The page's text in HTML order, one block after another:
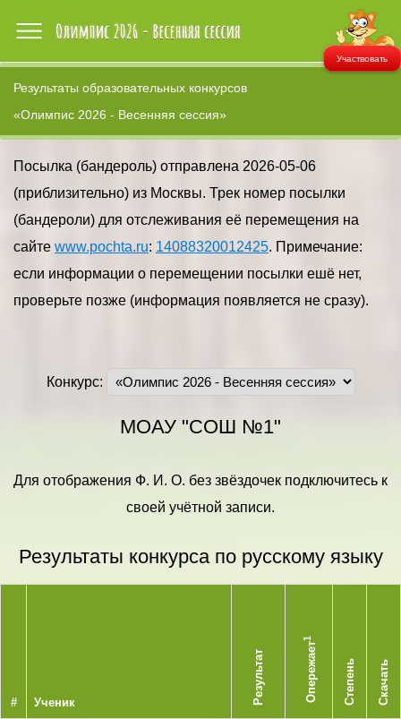
Участвовать
Результаты образовательных конкурсов
«Олимпис 2026 - Весенняя сессия»
Посылка (бандероль) отправлена 2026-05-06
(приблизительно) из Москвы. Трек номер посылки
(бандероли) для отслеживания её перемещения на
сайте www.pochta.ru: 14088320012425. Примечание:
если информации о перемещении посылки ешё нет,
проверьте позже (информация появляется не сразу).
Конкурс:
МОАУ "СОШ №1"
Для отображения Ф. И. О. без звёздочек подключитесь к
своей учётной записи.
Результаты конкурса по русскому языку
# Ученик Результат Опережает
1
Степень Скачать